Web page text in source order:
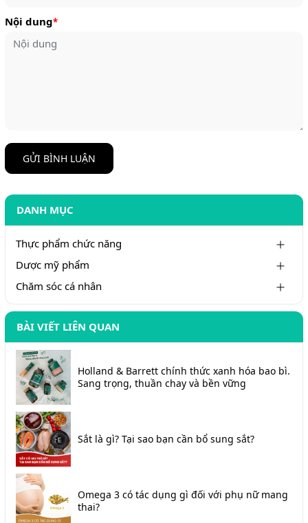
Nội dung*
GỬI BÌNH LUẬN
DANH MỤC
Thực phẩm chức năng
Dược mỹ phẩm
Chăm sóc cá nhân
BÀI VIẾT LIÊN QUAN
Holland & Barrett chính thức xanh hóa bao bì.
Sang trọng, thuần chay và bền vững
Sắt là gì? Tại sao bạn cần bổ sung sắt?
Omega 3 có tác dụng gì đối với phụ nữ mang
thai?